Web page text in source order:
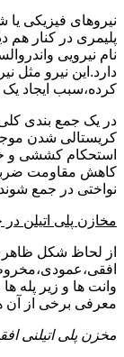
نیروهای فیزیکی
پلیمری در کنار هم
نام نیرویی
دارد.این نیرو مثل
کرده،سبب ایجاد
در یک جمع بندی کلی
کریستالی شدن
استحکام کششی و
کاهش مقاومت
نواختی در جمع
مخازن پلی اتیلن
از لحاظ شکل
وانت ها و زیر پله
معرفی برخی از آن
مخزن پلی اتیلنی